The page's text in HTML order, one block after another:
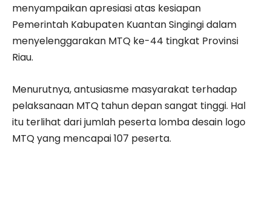
menyampaikan apresiasi atas kesiapan
Pemerintah Kabupaten Kuantan Singingi dalam
menyelenggarakan MTQ ke-44 tingkat Provinsi
Riau.
Menurutnya, antusiasme masyarakat terhadap
pelaksanaan MTQ tahun depan sangat tinggi. Hal
itu terlihat dari jumlah peserta lomba desain logo
MTQ yang mencapai 107 peserta.